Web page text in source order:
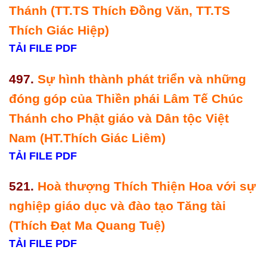
Thánh (TT.TS Thích Đồng Văn, TT.TS
Thích Giác Hiệp)
TẢI FILE PDF
497. Sự hình thành phát triển và những
đóng góp của Thiền phái Lâm Tế Chúc
Thánh cho Phật giáo và Dân tộc Việt
Nam (HT.Thích Giác Liêm)
TẢI FILE PDF
521. Hoà thượng Thích Thiện Hoa với sự
nghiệp giáo dục và đào tạo Tăng tài
(Thích Đạt Ma Quang Tuệ)
TẢI FILE PDF